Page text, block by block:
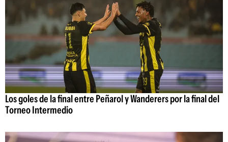
Los goles de la final entre Peñarol y Wanderers por la final del
Torneo Intermedio